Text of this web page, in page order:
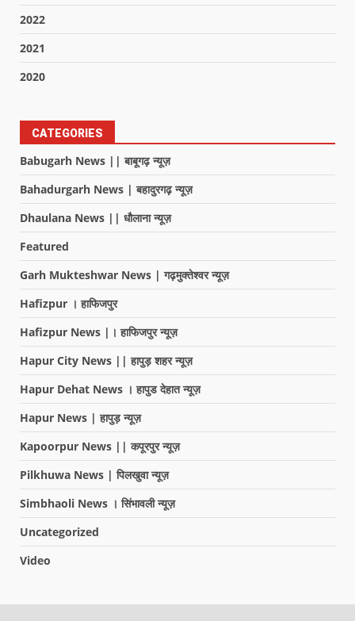
2022
2021
2020
CATEGORIES
Babugarh News || बाबूगढ़ न्यूज़
Bahadurgarh News | बहादुरगढ़ न्यूज़
Dhaulana News || धौलाना न्यूज़
Featured
Garh Mukteshwar News | गढ़मुक्तेश्वर न्यूज़
Hafizpur । हाफिजपुर
Hafizpur News |। हाफिजपुर न्यूज़
Hapur City News || हापुड़ शहर न्यूज़
Hapur Dehat News । हापुड देहात न्यूज़
Hapur News | हापुड़ न्यूज़
Kapoorpur News || कपूरपुर न्यूज़
Pilkhuwa News | पिलखुवा न्यूज़
Simbhaoli News । सिंभावली न्यूज़
Uncategorized
Video